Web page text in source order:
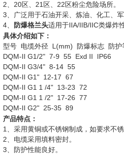
2、20区、21区、22区粉尘危险场所。
3、广泛用于石油开采、炼油、化工、
4、
防爆格兰头适用于IIA/IIB/IIC类爆炸
具体介绍如下：
型号 电缆外径 L(mm) 防爆标志 防护
DQM-II G1/2" 7-9 55 Exd II IP66
DQM-II G3/4" 8-14 55
DQM-II G1" 12-17 67
DQM-II G1 1 /4" 13-23 72
DQM-II G1 1 /2" 17-26 77
DQM-II G2" 25-35 89
产品特点：
1、采用黄铜或不锈钢制成，如要求不
2、电缆采用填料密封。
3、防护性能良好。